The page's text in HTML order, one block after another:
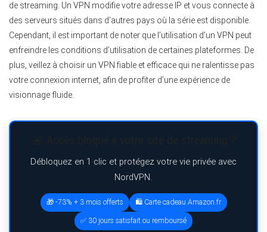
de streaming. Un VPN modifie votre adresse IP et vous connecte à
des serveurs situés dans d’autres pays où la série est disponible.
Cependant, il est important de noter que l’utilisation d’un VPN peut
enfreindre les conditions d’utilisation de certaines plateformes. De
plus, veillez à choisir un VPN fiable et efficace qui ne ralentisse pas
votre connexion internet, afin de profiter d’une expérience de
visionnage fluide.
Débloquez en 1 clic et protégez votre vie privée avec
NordVPN.
🎁 -73% + 3 mois offerts 🛍️ Carte cadeau Amazon.fr
✅ 30 jours satisfait ou remboursé